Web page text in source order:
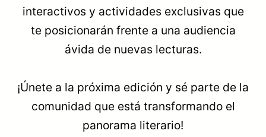
interactivos y actividades exclusivas que
te posicionarán frente a una audiencia
ávida de nuevas lecturas.
¡Únete a la próxima edición y sé parte de la
comunidad que está transformando el
panorama literario!